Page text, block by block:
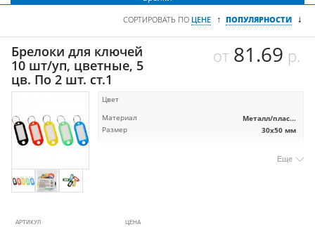
СОРТИРОВАТЬ ПО ЦЕНЕ ↑ ПОПУЛЯРНОСТИ ↓
Брелоки для ключей
10 шт/уп, цветные, 5
цв. По 2 шт. ст.1
от 81.69 р.
Цвет
Материал
Металл/плас...
Размер 30х50 мм
Еще
АРТИКУЛ ЦЕНА